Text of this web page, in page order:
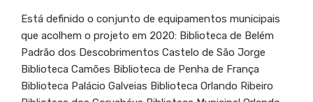
voarem
em
conjunto”
Está definido o conjunto de equipamentos municipais
que acolhem o projeto em 2020: Biblioteca de Belém
Padrão dos Descobrimentos Castelo de São Jorge
Biblioteca Camões Biblioteca de Penha de França
Biblioteca Palácio Galveias Biblioteca Orlando Ribeiro